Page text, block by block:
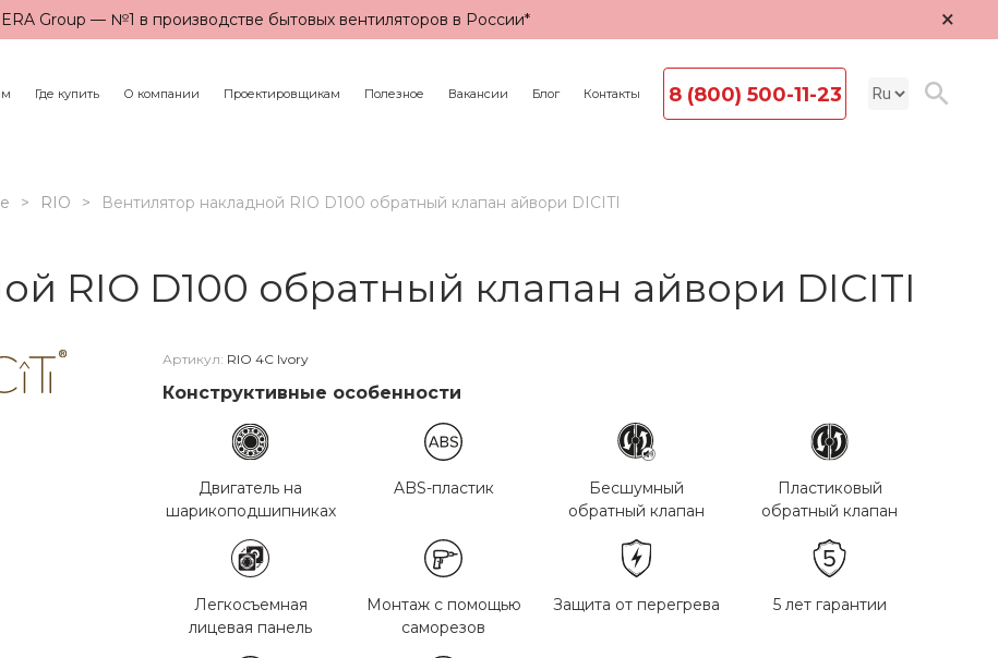
ERA Group — №1 в производстве бытовых вентиляторов в России* ×
Где купить О компании Проектировщикам Полезное Вакансии Блог Контакты 8 (800) 500-11-23
RIO Вентилятор накладной RIO D100 обратный клапан айвори DICITI
RIO D100 обратный клапан айвори DICITI
Артикул: RIO 4C Ivory
Конструктивные особенности
Двигатель на
шарикоподшипниках
ABS-пластик
Бесшумный
обратный клапан
Пластиковый
обратный клапан
Легкосъемная
лицевая панель
Монтаж с помощью
саморезов
Защита от перегрева 5 лет гарантии